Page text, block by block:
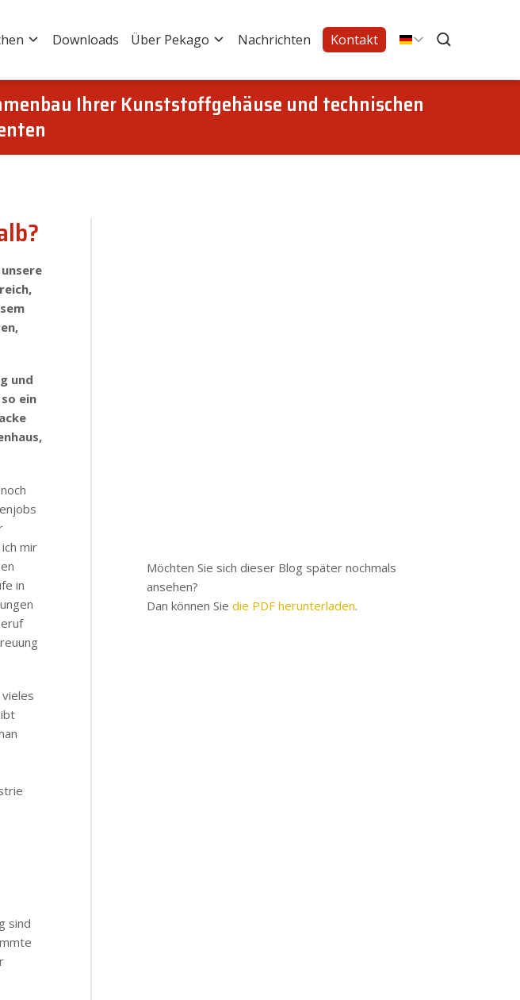
Downloads Über Pekago Nachrichten Kontakt
Ihrer Kunststoffgehäuse und technischen
und
ein
mir
in
sind
Möchten Sie sich dieser Blog später nochmals
ansehen?
Dan können Sie die PDF herunterladen.